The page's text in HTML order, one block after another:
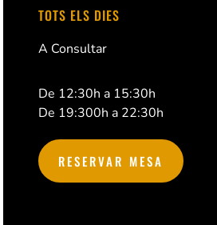
TOTS ELS DIES
A Consultar
De 12:30h a 15:30h
De 19:300h a 22:30h
RESERVAR MESA